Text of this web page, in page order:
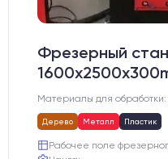
Фрезерный
Материалы для обработки:
Дерево Металл Пластик
Рабочее поле